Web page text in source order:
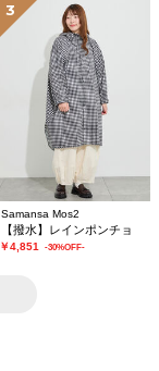
3
Samansa Mos2
【撥水】レインポンチョ
￥4,851 -30%OFF-